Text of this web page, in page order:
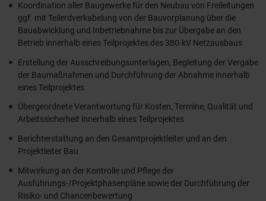
Koordination aller Baugewerke für den Neubau von Freileitungen
ggf. mit Teilerdverkabelung von der Bauvorplanung über die
Bauabwicklung und Inbetriebnahme bis zur Übergabe an den
Betrieb innerhalb eines Teilprojektes des 380-kV Netzausbaus
Erstellung der Ausschreibungsunterlagen, Begleitung der Vergabe
der Baumaßnahmen und Durchführung der Abnahme innerhalb
eines Teilprojektes
Übergeordnete Verantwortung für Kosten, Termine, Qualität und
Arbeitssicherheit innerhalb eines Teilprojektes
Berichterstattung an den Gesamtprojektleiter und an den
Projektleiter Bau
Mitwirkung an der Kontrolle und Pflege der
Ausführungs-/Projektphasenpläne sowie der Durchführung der
Risiko- und Chancenbewertung